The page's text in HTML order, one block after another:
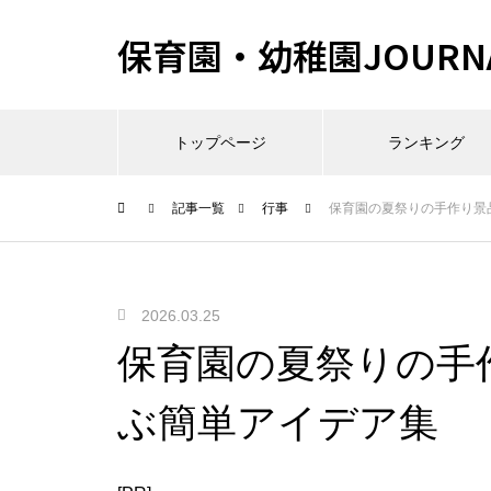
保育園・幼稚園
トップページ ランキング
記事一覧 行事 保育園の夏祭りの手作り
2026.03.25
保育園の夏祭りの
ぶ簡単アイデア集